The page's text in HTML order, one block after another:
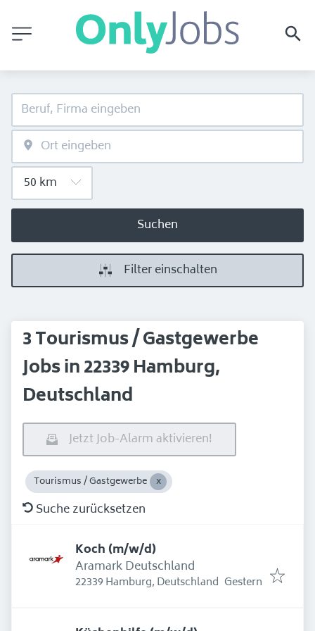
Suchen
Filter einschalten
3 Tourismus / Gastgewerbe
Jobs in 22339 Hamburg,
Deutschland
Jetzt Job-Alarm aktivieren!
Tourismus / Gastgewerbe
Suche zurücksetzen
Koch (m/w/d)
Aramark Deutschland
22339 Hamburg, Deutschland Erschienen:
Gestern